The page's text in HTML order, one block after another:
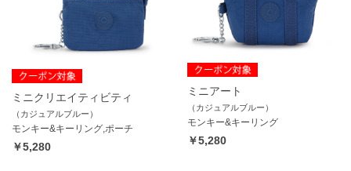
ミニクリエイティビティ
（カジュアルブルー）
モンキー&キーリング,ポーチ
￥5,280
ミニアート
（カジュアルブルー）
モンキー&キーリング
￥5,280